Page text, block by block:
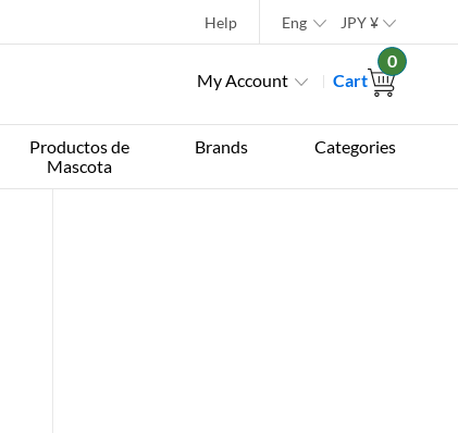
Help Eng JPY¥
My Account Cart
0
Productos de
Mascota
Brands Categories